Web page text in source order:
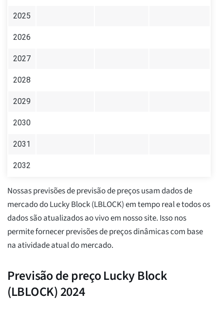
2025
2026
2027
2028
2029
2030
2031
2032
Nossas previsões de previsão de preços usam dados de
mercado do Lucky Block (LBLOCK) em tempo real e todos os
dados são atualizados ao vivo em nosso site. Isso nos
permite fornecer previsões de preços dinâmicas com base
na atividade atual do mercado.
Previsão de preço Lucky Block
(LBLOCK) 2024